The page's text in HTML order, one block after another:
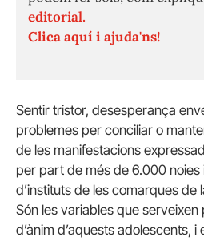
editorial.
Clica aquí i ajuda'ns!
Sentir tristor, desesperança
problemes per conciliar o
de les manifestacions
per part de més de 6.000 noies
d’instituts de les comarques de
Són les variables que serveixen
d’ànim d’aquests adolescents,